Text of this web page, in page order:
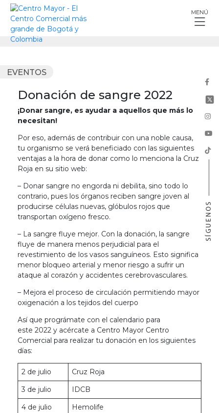
Skip
MENÚ
EVENTOS
Donación de sangre 2022
¡Donar sangre, es ayudar a aquellos que más lo
necesitan!
Por eso, además de contribuir con una noble causa,
tu organismo se verá beneficiado con las siguientes
ventajas a la hora de donar como lo menciona la Cruz
Roja en su sitio web:
– Donar sangre no engorda ni debilita, sino todo lo
contrario, pues los órganos reciben sangre joven al
producirse células nuevas, glóbulos rojos que
transportan oxígeno fresco.
– La sangre fluye mejor. Con la donación, la sangre
fluye de manera menos perjudicial para el
revestimiento de los vasos sanguíneos. Esto significa
menor bloqueo arterial y menor riesgo a sufrir un
ataque al corazón y accidentes cerebrovasculares.
– Mejora el proceso de circulación permitiendo mayor
oxigenación a los tejidos del cuerpo
Así que prográmate con el calendario para
este 2022 y acércate a Centro Mayor Centro
Comercial para realizar tu donación en los siguientes
días:
2 de julio
Cruz Roja
3 de julio
IDCB
4 de julio
Hemolife